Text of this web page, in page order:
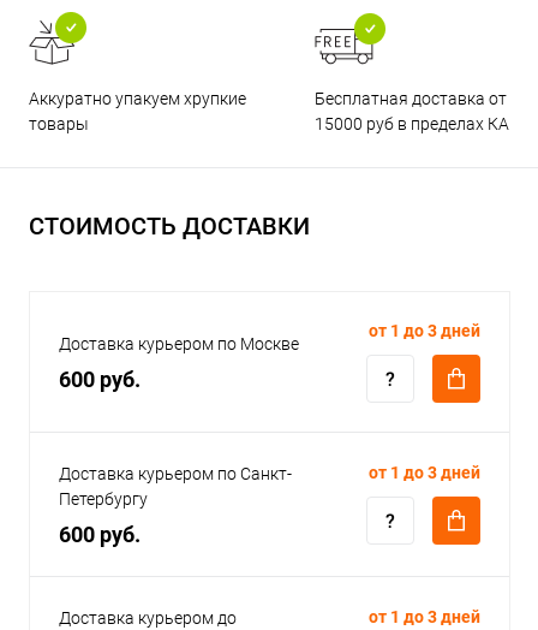
Аккуратно упакуем хрупкие
товары
Бесплатная доставка от
15000 руб в пределах КАД
СТОИМОСТЬ ДОСТАВКИ
Доставка курьером по Москве
600 руб.
от 1 до 3 дней
Доставка курьером по Санкт-
Петербургу
600 руб.
от 1 до 3 дней
Доставка курьером до
от 1 до 3 дней